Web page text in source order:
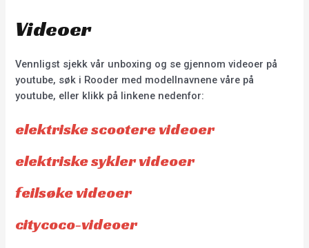
Videoer
Vennligst sjekk vår unboxing og se gjennom videoer på
youtube, søk i Rooder med modellnavnene våre på
youtube, eller klikk på linkene nedenfor:
elektriske scootere videoer
elektriske sykler videoer
feilsøke videoer
citycoco-videoer